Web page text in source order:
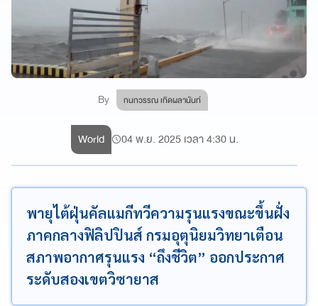
By กนกวรรณ เกิดผลานันท์
World 04 พ.ย. 2025 เวลา 4:30 น.
พายุไต้ฝุ่นคัลแมกีทวีความรุนแรงขณะขึ้นฝั่ง
ภาคกลางฟิลิปปินส์ กรมอุตุนิยมวิทยาเตือน
สภาพอากาศรุนแรง “ถึงชีวิต” ออกประกาศ
ระดับสองเขตวิซายาส